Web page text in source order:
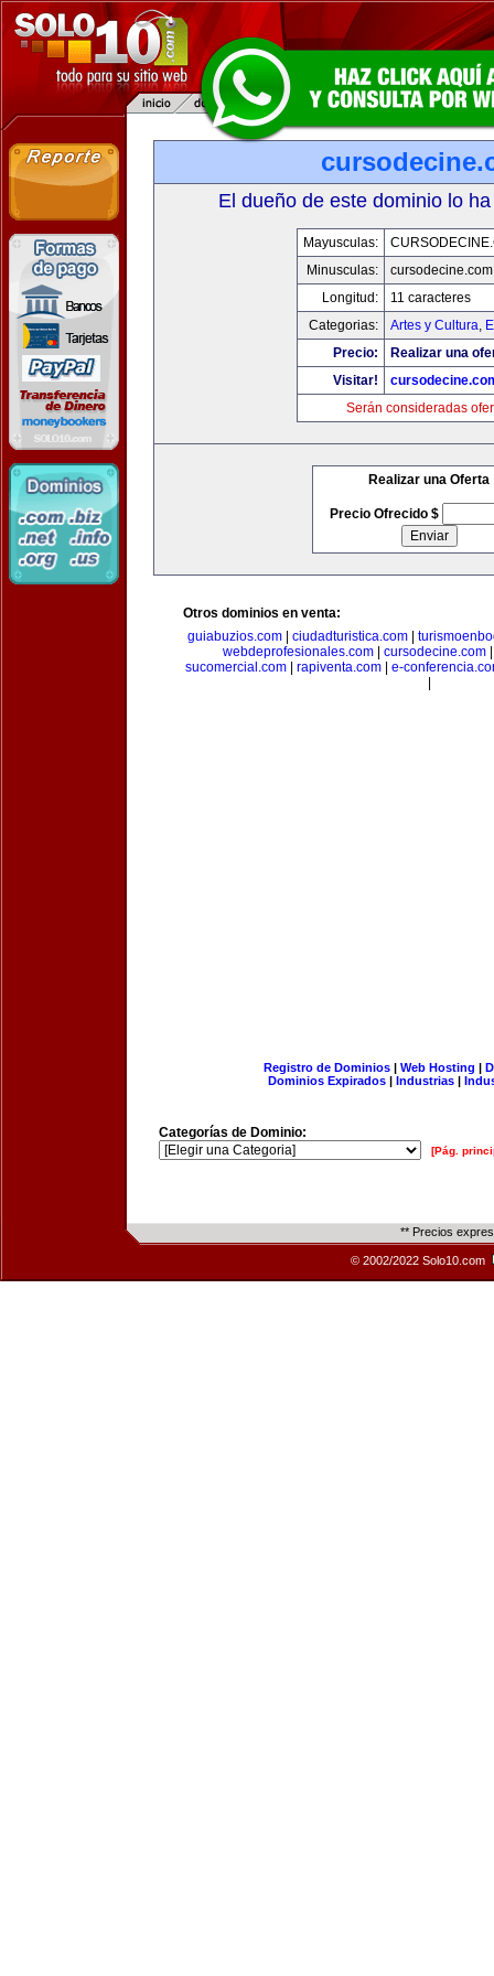
El dueño de este dominio lo
Mayusculas:
Minusculas:
cursodecine.com
Longitud:
11 caracteres
Categorias:
Artes y Cultura,
Precio:
Realizar una
Visitar!
Serán consideradas
Realizar una Oferta
Precio Ofrecido $
Otros dominios en venta:
guiabuzios.com| ciudadturistica.com|
webdeprofesionales.com| cursodecine.com
sucomercial.com
rapiventa.com
e-
Registro de Dominios| Web Hosting |
Dominios Expirados | Industrias |
Categorías de Dominio:
[Pág.
** Precios
© 2002/2022 Solo10.com